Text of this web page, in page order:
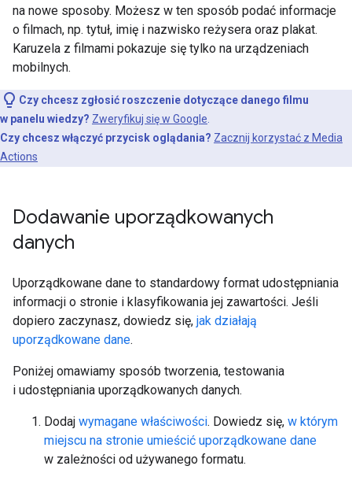
na nowe sposoby. Możesz w ten sposób podać informacje
o filmach, np. tytuł, imię i nazwisko reżysera oraz plakat.
Karuzela z filmami pokazuje się tylko na urządzeniach
mobilnych.
Czy chcesz zgłosić roszczenie dotyczące danego filmu
w panelu wiedzy? Zweryfikuj się w Google
Czy chcesz włączyć przycisk oglądania? Zacznij korzystać z Media
Actions
Dodawanie uporządkowanych
danych
Uporządkowane dane to standardowy format udostępniania
informacji o stronie i klasyfikowania jej zawartości. Jeśli
dopiero zaczynasz, dowiedz się, jak działają
uporządkowane dane.
Poniżej omawiamy sposób tworzenia, testowania
i udostępniania uporządkowanych danych.
Dodaj wymagane właściwości. Dowiedz się, w którym
miejscu na stronie umieścić uporządkowane dane
w zależności od używanego formatu.